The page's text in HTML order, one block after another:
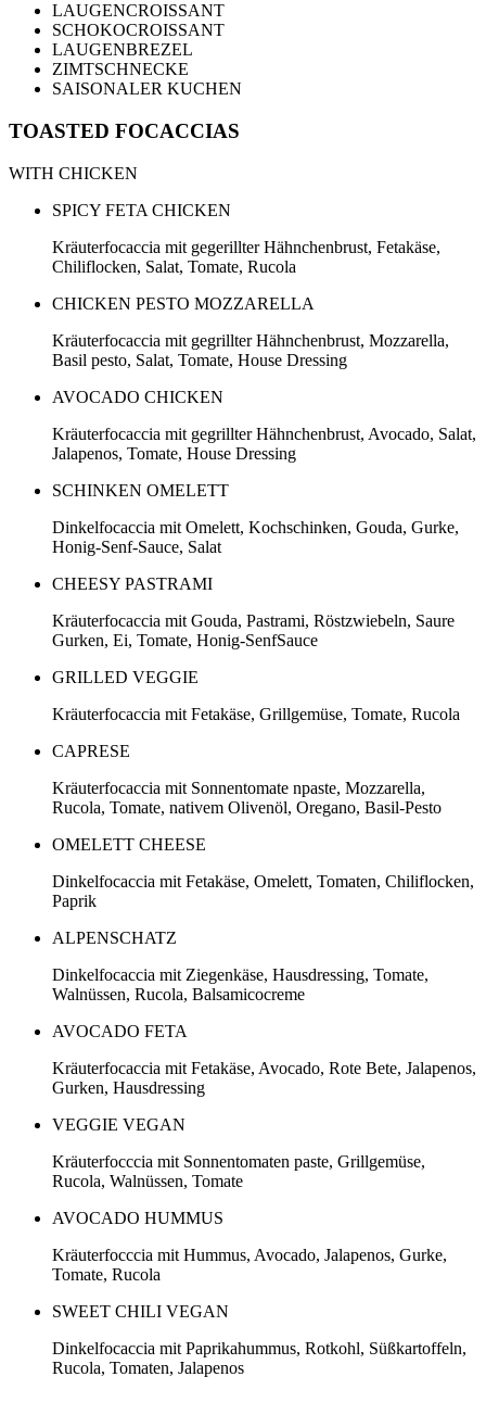
LAUGENCROISSANT
SCHOKOCROISSANT
LAUGENBREZEL
ZIMTSCHNECKE
SAISONALER KUCHEN
TOASTED FOCACCIAS
WITH CHICKEN
SPICY FETA CHICKEN
Kräuterfocaccia mit gegerillter Hähnchenbrust, Fetakäse,
Chiliflocken, Salat, Tomate, Rucola
CHICKEN PESTO MOZZARELLA
Kräuterfocaccia mit gegrillter Hähnchenbrust, Mozzarella,
Basil pesto, Salat, Tomate, House Dressing
AVOCADO CHICKEN
Kräuterfocaccia mit gegrillter Hähnchenbrust, Avocado, Salat,
Jalapenos, Tomate, House Dressing
SCHINKEN OMELETT
Dinkelfocaccia mit Omelett, Kochschinken, Gouda, Gurke,
Honig-Senf-Sauce, Salat
CHEESY PASTRAMI
Kräuterfocaccia mit Gouda, Pastrami, Röstzwiebeln, Saure
Gurken, Ei, Tomate, Honig-SenfSauce
GRILLED VEGGIE
Kräuterfocaccia mit Fetakäse, Grillgemüse, Tomate, Rucola
CAPRESE
Kräuterfocaccia mit Sonnentomate npaste, Mozzarella,
Rucola, Tomate, nativem Olivenöl, Oregano, Basil-Pesto
OMELETT CHEESE
Dinkelfocaccia mit Fetakäse, Omelett, Tomaten, Chiliflocken,
Paprik
ALPENSCHATZ
Dinkelfocaccia mit Ziegenkäse, Hausdressing, Tomate,
Walnüssen, Rucola, Balsamicocreme
AVOCADO FETA
Kräuterfocaccia mit Fetakäse, Avocado, Rote Bete, Jalapenos,
Gurken, Hausdressing
VEGGIE VEGAN
Kräuterfocccia mit Sonnentomaten paste, Grillgemüse,
Rucola, Walnüssen, Tomate
AVOCADO HUMMUS
Kräuterfocccia mit Hummus, Avocado, Jalapenos, Gurke,
Tomate, Rucola
SWEET CHILI VEGAN
Dinkelfocaccia mit Paprikahummus, Rotkohl, Süßkartoffeln,
Rucola, Tomaten, Jalapenos